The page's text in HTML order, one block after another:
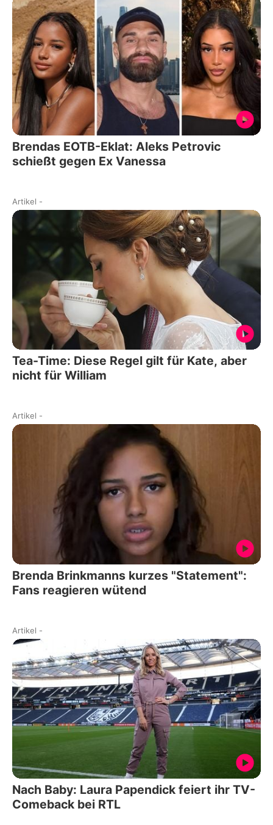
Brendas EOTB-Eklat: Aleks Petrovic
schießt gegen Ex Vanessa
Artikel -
Tea-Time: Diese Regel gilt für Kate, aber
nicht für William
Artikel -
Brenda Brinkmanns kurzes "Statement":
Fans reagieren wütend
Artikel -
Nach Baby: Laura Papendick feiert ihr TV-
Comeback bei RTL